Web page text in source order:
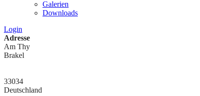
Galerien
Downloads
Login
Adresse
Am Thy
Brakel
33034
Deutschland